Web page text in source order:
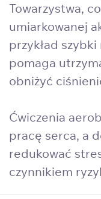
Towarzystwa,
umiarkowanej
przykład
pomaga
obniżyć
Ćwiczenia
pracę serca, a
redukować
czynnikiem